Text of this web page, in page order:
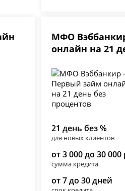
МФО
онлайн на 21
21 день без %
для новых клиентов
от 3 000 до 30
сумма кредита
от 7 до 30 дней